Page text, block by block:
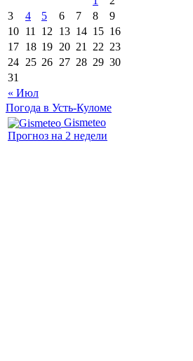
« Июл
3
4 5 6 7 8
9
10 11 12 13 14 15 16
17 18 19 20 21 22 23
24 25 26 27 28 29 30
31
Погода в Усть-Куломе
Gismeteo
Прогноз на 2 недели